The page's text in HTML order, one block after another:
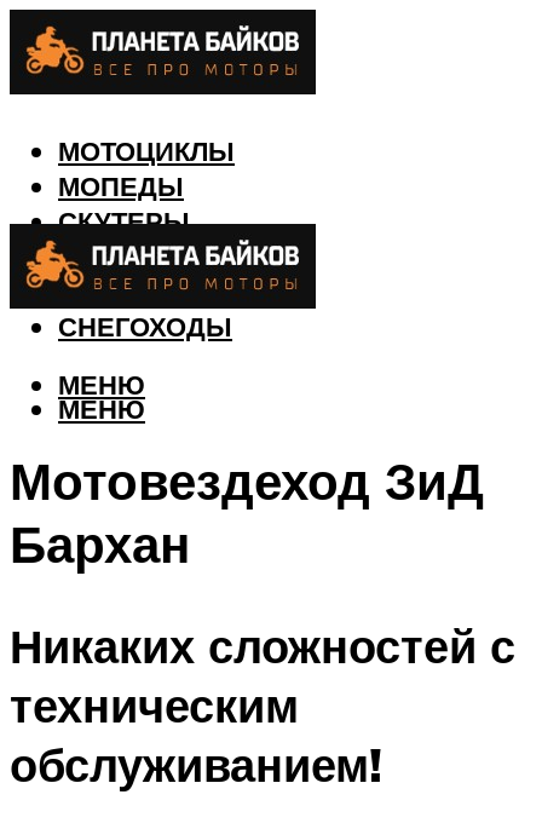
МОТОЦИКЛЫ
МОПЕДЫ
СКУТЕРЫ
КВАДРОЦИКЛЫ
ЛОДКИ
СНЕГОХОДЫ
МЕНЮ
МЕНЮ
Мотовездеход ЗиД
Бархан
Никаких сложностей с
техническим
обслуживанием!